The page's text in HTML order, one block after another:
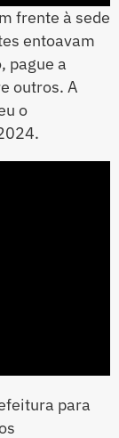
frente à sede
entoavam
pague a
outros. A
o
para